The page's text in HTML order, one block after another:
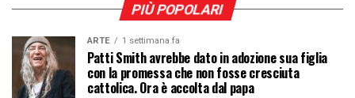
PIÙ POPOLARI
ARTE 1 settimana fa
Patti Smith avrebbe dato in adozione sua figlia
con la promessa che non fosse cresciuta
cattolica. Ora è accolta dal papa